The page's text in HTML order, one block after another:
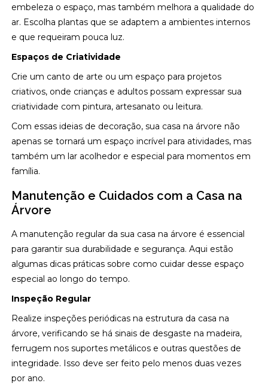
embeleza o espaço, mas também melhora a qualidade do
ar. Escolha plantas que se adaptem a ambientes internos
e que requeiram pouca luz.
Espaços de Criatividade
Crie um canto de arte ou um espaço para projetos
criativos, onde crianças e adultos possam expressar sua
criatividade com pintura, artesanato ou leitura.
Com essas ideias de decoração, sua casa na árvore não
apenas se tornará um espaço incrível para atividades, mas
também um lar acolhedor e especial para momentos em
família.
Manutenção e Cuidados com a Casa na
Árvore
A manutenção regular da sua casa na árvore é essencial
para garantir sua durabilidade e segurança. Aqui estão
algumas dicas práticas sobre como cuidar desse espaço
especial ao longo do tempo.
Inspeção Regular
Realize inspeções periódicas na estrutura da casa na
árvore, verificando se há sinais de desgaste na madeira,
ferrugem nos suportes metálicos e outras questões de
integridade. Isso deve ser feito pelo menos duas vezes
por ano.